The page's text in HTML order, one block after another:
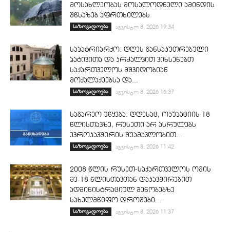
მოსახლეობას მოსალოდნელი ამინდის
შწსაზებ აფრთხილებს
საზოგადოება აგვისტო 8, 2026 19:34
საპატრიარქო: დღეს განსაკუთრებული
პატივითა და კრძალვით ვიხსენებთ
საქართველოს მშვიდობიან
მოქალაქეებსა და...
საზოგადოება აგვისტო 8, 2026 16:37
საგარეო უწყება: დღესაც, ოკუპაციის 18
წლისთავზე, რუსეთი არ ასრულებს
ევროკავშირის შუამავლობით...
საზოგადოება აგვისტო 8, 2026 11:42
2008 წლის რუსეთ-საქართველოს ომის
მე-18 წლისთავთან დაკავშირებით
ადმინისტრაციულ შენობებზე
სახელმწიფო დროშები...
საზოგადოება აგვისტო 8, 2026 11:37